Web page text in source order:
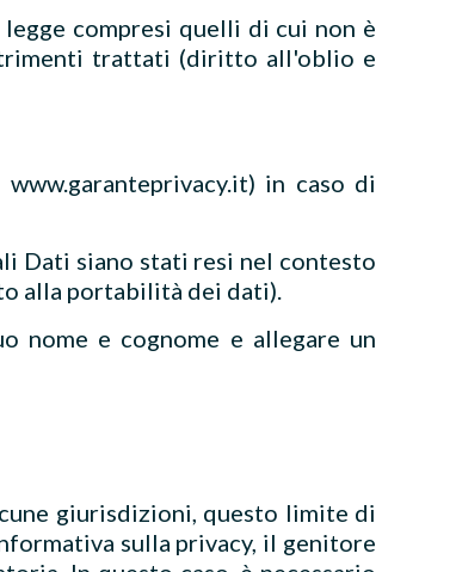
compresi quelli di cui non è
trattati (diritto all'oblio e
in caso di
Dati siano stati resi nel contesto
alla portabilità dei dati).
e cognome e allegare un
giurisdizioni, questo limite di
sulla privacy, il genitore